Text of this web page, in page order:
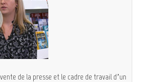
de la presse et le cadre de travail d’un